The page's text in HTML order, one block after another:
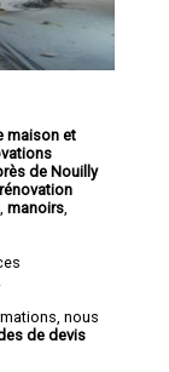
maison et
de Nouilly
rénovation
manoirs
nous
de devis